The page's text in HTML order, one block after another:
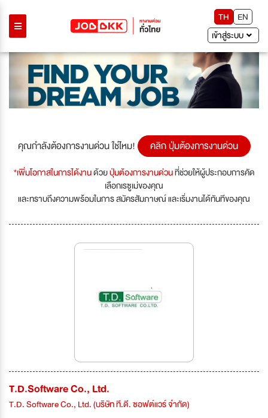
TH
EN
เข้าสู่ระบบ
คุณกำลังต้องการงานด่วน ใช่ไหม! คลิก ปุ่มต้องการงานด่วน
*เพิ่มโอกาสในการได้งานด้วยปุ่มต้องการงานด่วนที่ช่วยให้ผู้ประกอบการคัด
เลือกเรซูเม่ของคุณ
และทราบถึงความพร้อมในการ สมัครสัมภาษณ์ และเริ่มงานได้ทันทีของคุณ
T.D.Software Co., Ltd.
T.D. Software Co., Ltd. (บริษัท ที.ดี. ซอฟต์แวร์ จำกัด)